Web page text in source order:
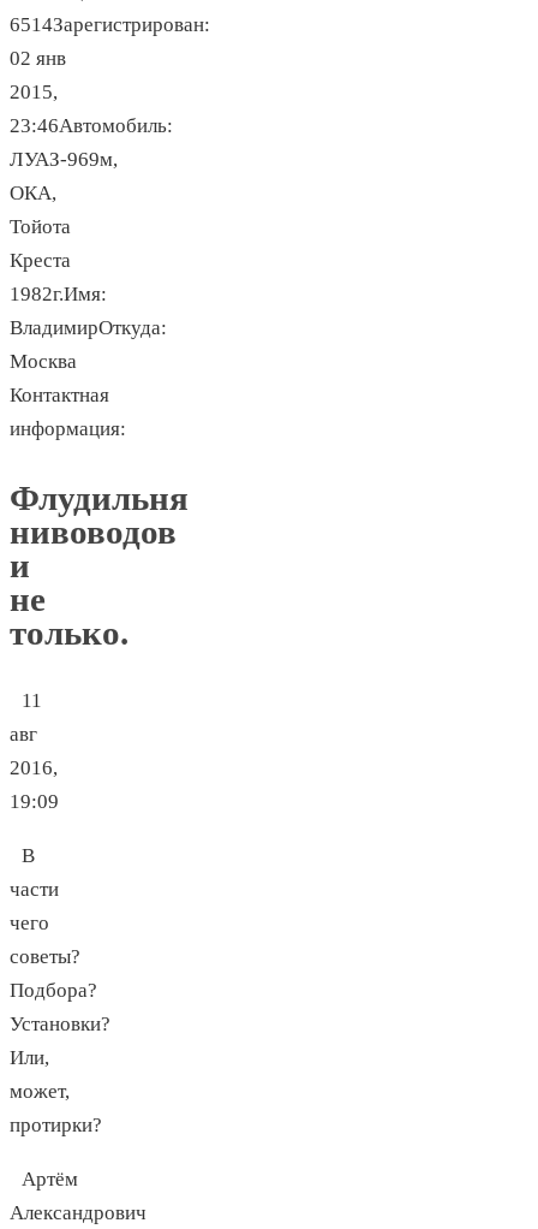
6514Зарегистрирован:
02 янв
2015,
23:46Автомобиль:
ЛУАЗ-969м,
ОКА,
Тойота
Креста
1982г.Имя:
ВладимирОткуда:
Москва
Контактная
информация:
Флудильня
нивоводов
и
не
только.
11
авг
2016,
19:09
В
части
чего
советы?
Подбора?
Установки?
Или,
может,
протирки?
Артём
Александрович